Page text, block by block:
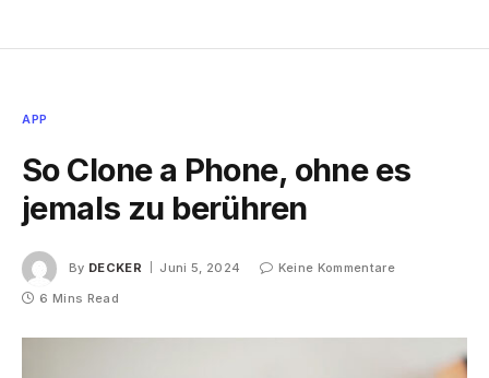
APP
So Clone a Phone, ohne es
jemals zu berühren
By DECKER Juni 5, 2024
Keine Kommentare
6 Mins Read